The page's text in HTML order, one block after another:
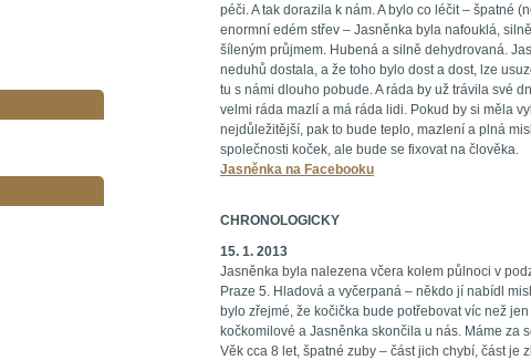
péči. A tak dorazila k nám. A bylo co léčit – špatné
enormní edém střev – Jasněnka byla nafouklá,
šíleným průjmem. Hubená a silně dehydrovaná.
neduhů dostala, a že toho bylo dost a dost, lze
tu s námi dlouho pobude. A ráda by už trávila své
velmi ráda mazlí a má ráda lidi. Pokud by si měla
nejdůležitější, pak to bude teplo, mazlení a plná
společnosti koček, ale bude se fixovat na člověka.
Jasněnka na Facebooku
CHRONOLOGICKY
15. 1. 2013
Jasněnka byla nalezena včera kolem půlnoci v
Praze 5. Hladová a vyčerpaná – někdo jí nabídl
bylo zřejmé, že kočička bude potřebovat víc než
kočkomilové a Jasněnka skončila u nás. Máme za
Věk cca 8 let, špatné zuby – část jich chybí, část je